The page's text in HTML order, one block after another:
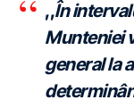
,,În
Munteniei
general la